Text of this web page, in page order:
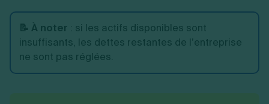
📝 À noter : si les actifs disponibles sont
insuffisants, les dettes restantes de l’entreprise
ne sont pas réglées.